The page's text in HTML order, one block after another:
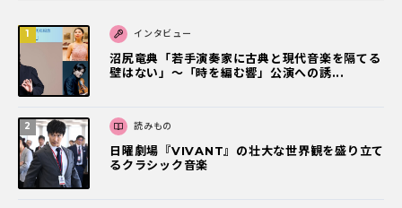
インタビュー
沼尻竜典「若手演奏家に古典と現代音楽を隔てる
壁はない」～「時を編む響」公演への誘...
読みもの
日曜劇場『VIVANT』の壮大な世界観を盛り立て
るクラシック音楽